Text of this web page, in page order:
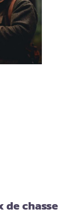
de chasse